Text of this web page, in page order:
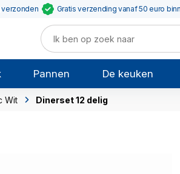
Gratis verzending vanaf 50 euro
Pannen De keuken
Wit Dinerset 12 delig